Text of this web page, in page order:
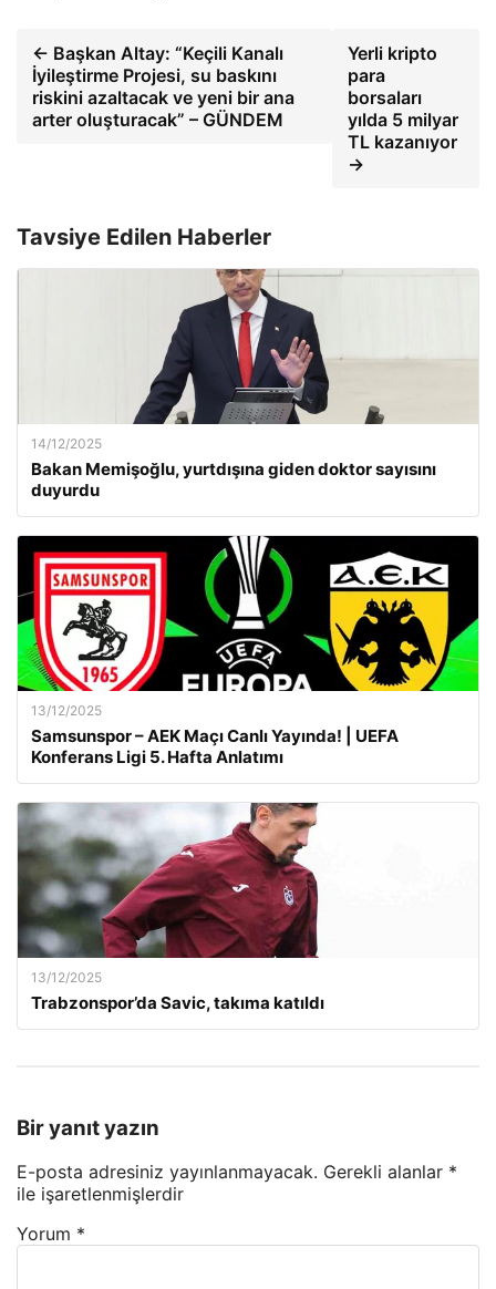
← Başkan Altay: “Keçili Kanalı
İyileştirme Projesi, su baskını
riskini azaltacak ve yeni bir ana
arter oluşturacak” – GÜNDEM
Yerli kripto
para
borsaları
yılda 5 milyar
TL kazanıyor
→
Tavsiye Edilen Haberler
14/12/2025
Bakan Memişoğlu, yurtdışına giden doktor sayısını
duyurdu
13/12/2025
Samsunspor – AEK Maçı Canlı Yayında! | UEFA
Konferans Ligi 5. Hafta Anlatımı
13/12/2025
Trabzonspor’da Savic, takıma katıldı
Bir yanıt yazın
E-posta adresiniz yayınlanmayacak. Gerekli alanlar *
ile işaretlenmişlerdir
Yorum *